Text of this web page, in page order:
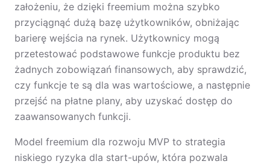
założeniu, że dzięki freemium można szybko
przyciągnąć dużą bazę użytkowników, obniżając
barierę wejścia na rynek. Użytkownicy mogą
przetestować podstawowe funkcje produktu bez
żadnych zobowiązań finansowych, aby sprawdzić,
czy funkcje te są dla was wartościowe, a następnie
przejść na płatne plany, aby uzyskać dostęp do
zaawansowanych funkcji.
Model freemium dla rozwoju MVP to strategia
niskiego ryzyka dla start-upów, która pozwala